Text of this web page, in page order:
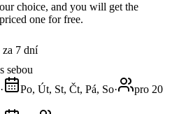
choice, and you will get the
one for free.
za 7 dní
sebou
· Po, Út, St, Čt, Pá, So·
pro 20